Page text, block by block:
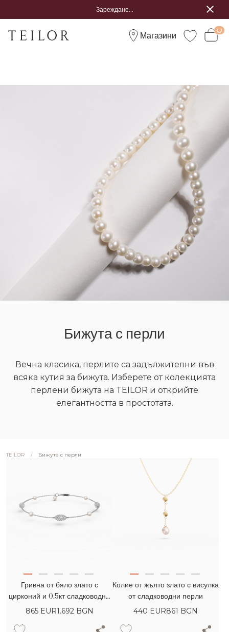
Зареждане...
Магазини
Бижута с перли
Вечна класика, перлите са задължителни във
всяка кутия за бижута. Изберете от колекцията
перлени бижута на TEILOR и открийте
елегантността в простотата.
TEILOR / Бижута с перли
Гривна от бяло злато с
цирконий и 0.5кт сладководни
перли
865 EUR1.692 BGN
Колие от жълто злато с висулка
от сладководни перли
440 EUR861 BGN